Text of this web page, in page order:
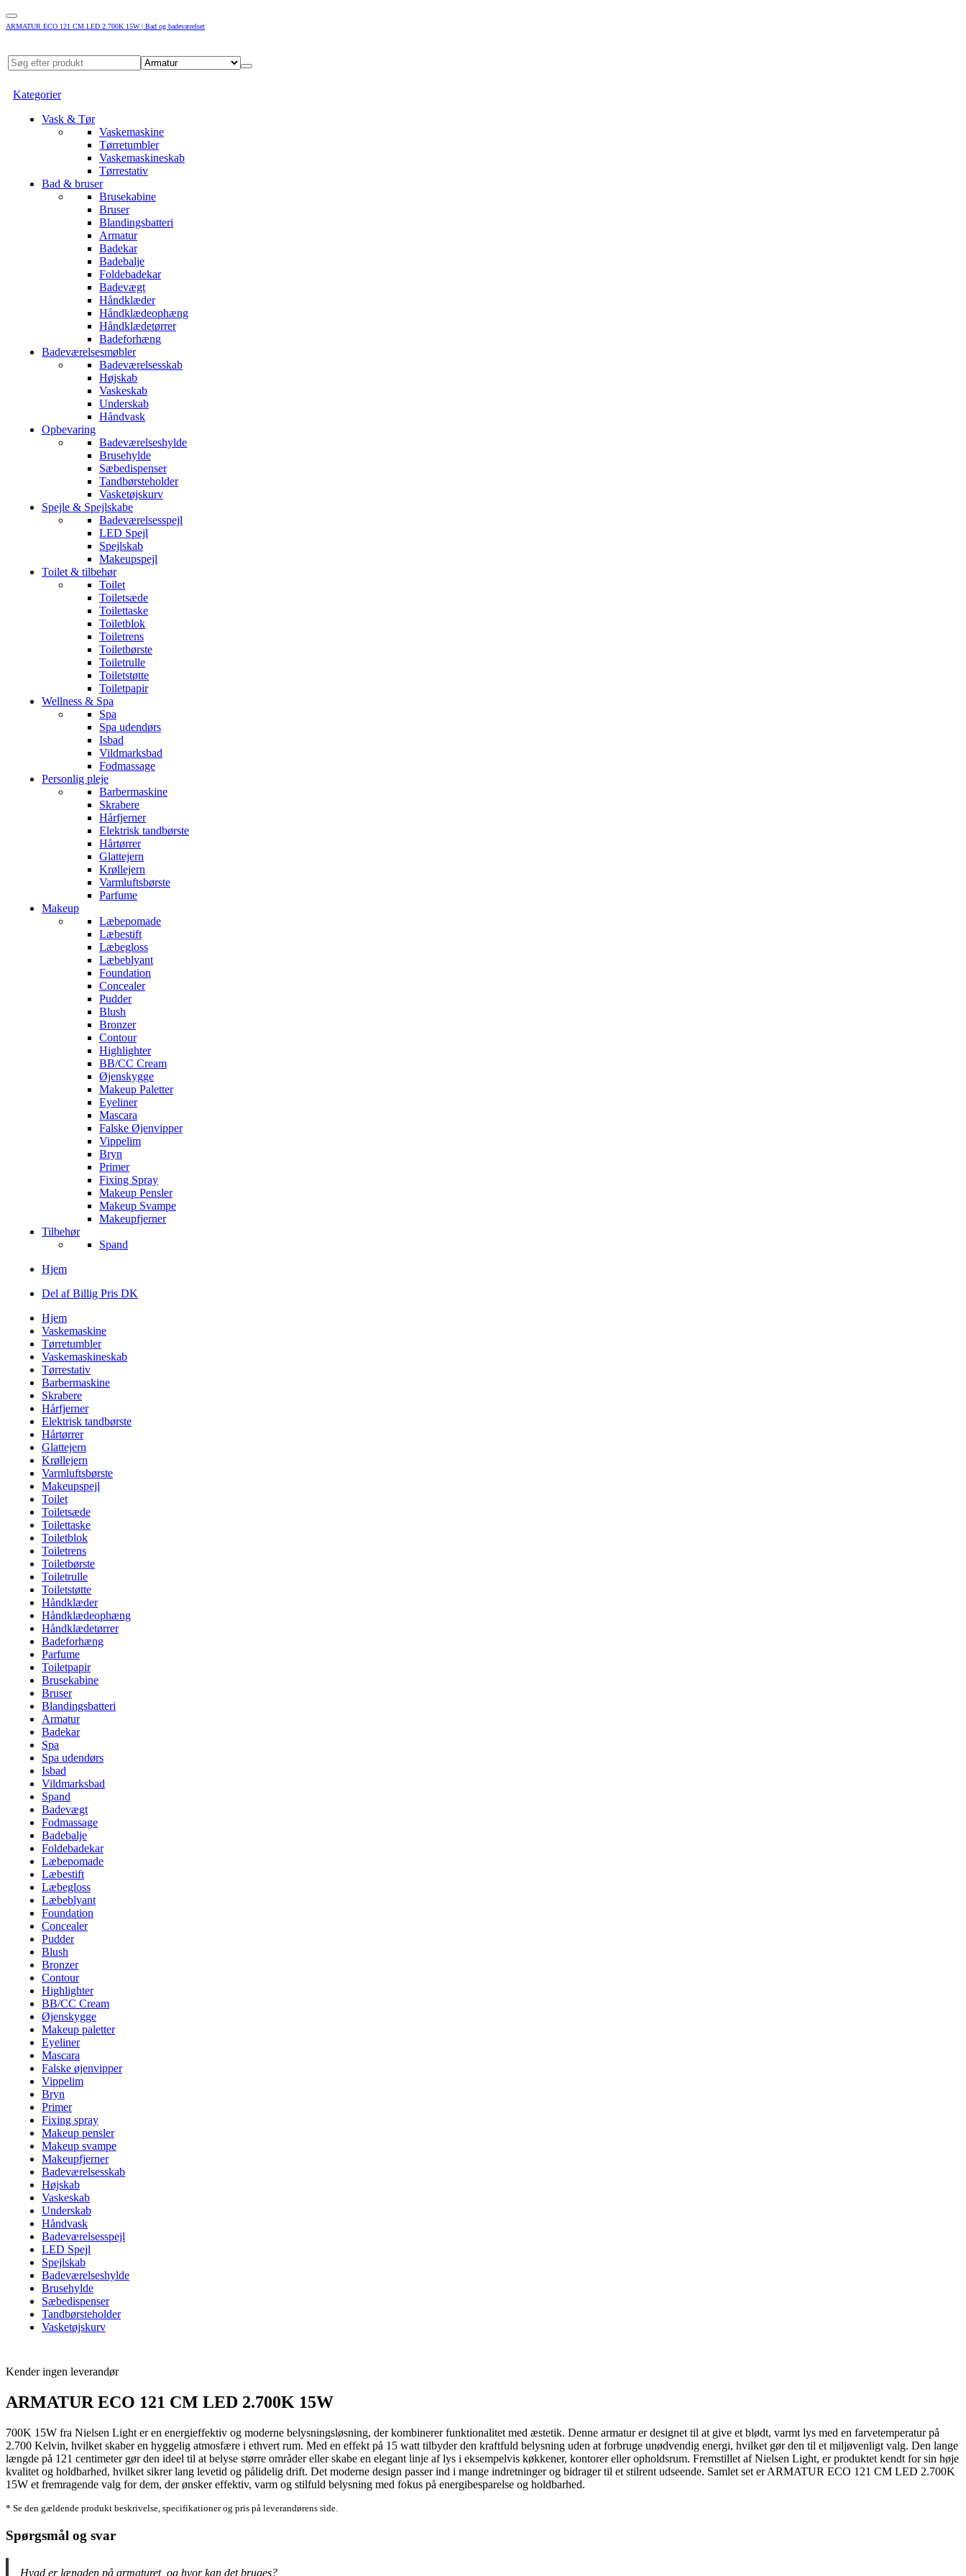
ARMATUR ECO 121 CM LED 2.700K 15W | Bad og badeværelset
Kategorier
Vask & Tør
Vaskemaskine
Tørretumbler
Vaskemaskineskab
Tørrestativ
Bad & bruser
Brusekabine
Bruser
Blandingsbatteri
Armatur
Badekar
Badebalje
Foldebadekar
Badevægt
Håndklæder
Håndklædeophæng
Håndklædetørrer
Badeforhæng
Badeværelsesmøbler
Badeværelsesskab
Højskab
Vaskeskab
Underskab
Håndvask
Opbevaring
Badeværelseshylde
Brusehylde
Sæbedispenser
Tandbørsteholder
Vasketøjskurv
Spejle & Spejlskabe
Badeværelsesspejl
LED Spejl
Spejlskab
Makeupspejl
Toilet & tilbehør
Toilet
Toiletsæde
Toilettaske
Toiletblok
Toiletrens
Toiletbørste
Toiletrulle
Toiletstøtte
Toiletpapir
Wellness & Spa
Spa
Spa udendørs
Isbad
Vildmarksbad
Fodmassage
Personlig pleje
Barbermaskine
Skrabere
Hårfjerner
Elektrisk tandbørste
Hårtørrer
Glattejern
Krøllejern
Varmluftsbørste
Parfume
Makeup
Læbepomade
Læbestift
Læbegloss
Læbeblyant
Foundation
Concealer
Pudder
Blush
Bronzer
Contour
Highlighter
BB/CC Cream
Øjenskygge
Makeup Paletter
Eyeliner
Mascara
Falske Øjenvipper
Vippelim
Bryn
Primer
Fixing Spray
Makeup Pensler
Makeup Svampe
Makeupfjerner
Tilbehør
Spand
Hjem
Del af Billig Pris DK
Hjem
Vaskemaskine
Tørretumbler
Vaskemaskineskab
Tørrestativ
Barbermaskine
Skrabere
Hårfjerner
Elektrisk tandbørste
Hårtørrer
Glattejern
Krøllejern
Varmluftsbørste
Makeupspejl
Toilet
Toiletsæde
Toilettaske
Toiletblok
Toiletrens
Toiletbørste
Toiletrulle
Toiletstøtte
Håndklæder
Håndklædeophæng
Håndklædetørrer
Badeforhæng
Parfume
Toiletpapir
Brusekabine
Bruser
Blandingsbatteri
Armatur
Badekar
Spa
Spa udendørs
Isbad
Vildmarksbad
Spand
Badevægt
Fodmassage
Badebalje
Foldebadekar
Læbepomade
Læbestift
Læbegloss
Læbeblyant
Foundation
Concealer
Pudder
Blush
Bronzer
Contour
Highlighter
BB/CC Cream
Øjenskygge
Makeup paletter
Eyeliner
Mascara
Falske øjenvipper
Vippelim
Bryn
Primer
Fixing spray
Makeup pensler
Makeup svampe
Makeupfjerner
Badeværelsesskab
Højskab
Vaskeskab
Underskab
Håndvask
Badeværelsesspejl
LED Spejl
Spejlskab
Badeværelseshylde
Brusehylde
Sæbedispenser
Tandbørsteholder
Vasketøjskurv
Kender ingen leverandør
ARMATUR ECO 121 CM LED 2.700K 15W
700K 15W fra Nielsen Light er en energieffektiv og moderne belysningsløsning, der kombinerer funktionalitet med æstetik. Denne armatur er designet til at give et blødt, varmt lys med en farvetemperatur på
2.700 Kelvin, hvilket skaber en hyggelig atmosfære i ethvert rum. Med en effekt på 15 watt tilbyder den kraftfuld belysning uden at forbruge unødvendig energi, hvilket gør den til et miljøvenligt valg. Den lange
længde på 121 centimeter gør den ideel til at belyse større områder eller skabe en elegant linje af lys i eksempelvis køkkener, kontorer eller opholdsrum. Fremstillet af Nielsen Light, er produktet kendt for sin høje
kvalitet og holdbarhed, hvilket sikrer lang levetid og pålidelig drift. Det moderne design passer ind i mange indretninger og bidrager til et stilrent udseende. Samlet set er ARMATUR ECO 121 CM LED 2.700K
15W et fremragende valg for dem, der ønsker effektiv, varm og stilfuld belysning med fokus på energibesparelse og holdbarhed.
* Se den gældende produkt beskrivelse, specifikationer og pris på leverandørens side.
Spørgsmål og svar
Hvad er længden på armaturet, og hvor kan det bruges?